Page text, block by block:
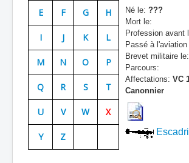
Avions
Personnels
Doctrines
Batailles
Les As
Cahiers des As
E F G H
I J K L
M N O P
Q R S T
U V W X
Y Z
Né le: ???
Mort le:
Profession avant
Passé à l'aviation
Brevet militaire le:
Parcours:
Affectations: VC
Canonnier